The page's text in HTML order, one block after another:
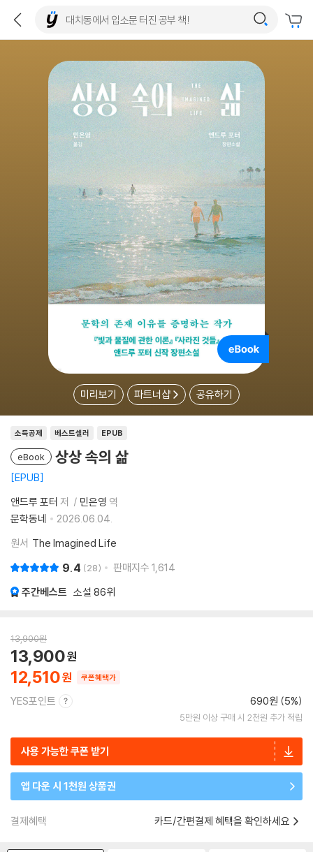
미리보기 파트너샵 공유하기
소득공제 베스트셀러 EPUB
eBook 상상 속의 삶
EPUB
앤드루 포터 저 민은영 역
문학동네
2026.06.04.
원서 The Imagined Life
9.4 28 판매지수 1,614
주간베스트 소설 86위
13,900원
12,510
13,900
쿠폰혜택가
YES포인트 690원 (5%)
5만원 이상 구매 시 2천원 추가 적립
사용 가능한 쿠폰 받기
앱 다운 시 1천원 상품권
결제혜택 카드/간편결제 혜택을 확인하세요